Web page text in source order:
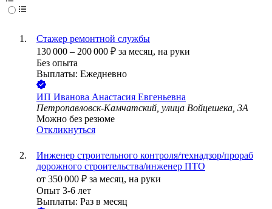
Стажер ремонтной службы
130 000 – 200 000 ₽ за месяц, на руки
Без опыта
Выплаты: Ежедневно
ИП Иванова Анастасия Евгеньевна
Петропавловск-Камчатский, улица Войцешека, 3А
Можно без резюме
Откликнуться
Инженер строительного контроля/технадзор/прораб
дорожного строительства/инженер ПТО
от 350 000 ₽ за месяц, на руки
Опыт 3-6 лет
Выплаты: Раз в месяц